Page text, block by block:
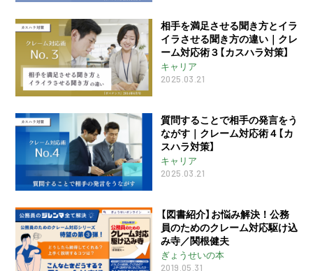
相手を満足させる聞き方とイラ
イラさせる聞き方の違い｜クレ
ーム対応術３【カスハラ対策】
キャリア
2025.03.21
質問することで相手の発言をう
ながす｜クレーム対応術４【カ
スハラ対策】
キャリア
2025.03.21
【図書紹介】お悩み解決！公務
員のためのクレーム対応駆け込
み寺／関根健夫
ぎょうせいの本
2019.05.31